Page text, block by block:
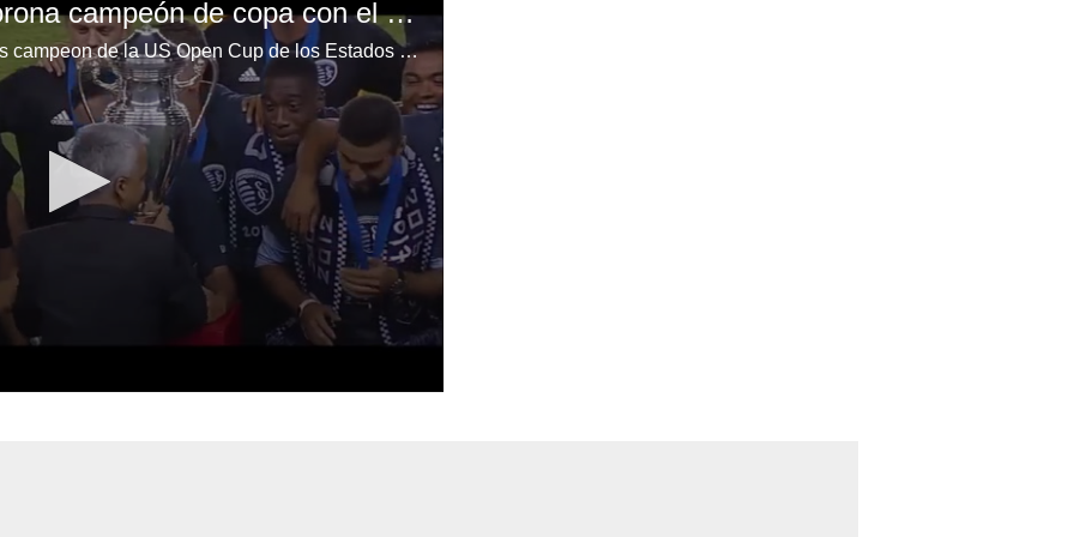
Roger Espinoza se corona campeón de copa con el Sporting Kansas City
El hondureño Roger Espinoza es campeon de la US Open Cup de los Estados Unidos con el Sporting Kansas City